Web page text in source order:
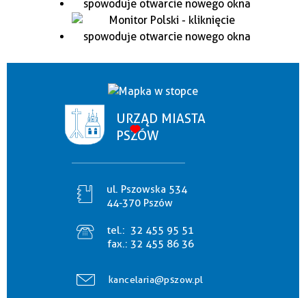
URZĄD MIASTA
PSZÓW
ul. Pszowska 534
44-370 Pszów
tel.: 32 455 95 51
fax.: 32 455 86 36
kancelaria@pszow.pl